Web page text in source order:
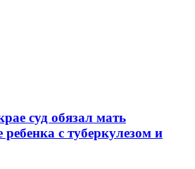
суд обязал мать
с туберкулезом и